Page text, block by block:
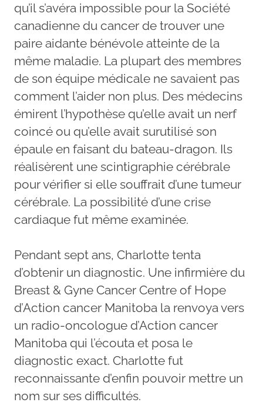
qu’il s’avéra impossible pour la Société
canadienne du cancer de trouver une
paire aidante bénévole atteinte de la
même maladie. La plupart des membres
de son équipe médicale ne savaient pas
comment l’aider non plus. Des médecins
émirent l’hypothèse qu’elle avait un nerf
coincé ou qu’elle avait surutilisé son
épaule en faisant du bateau-dragon. Ils
réalisèrent une scintigraphie cérébrale
pour vérifier si elle souffrait d’une tumeur
cérébrale. La possibilité d’une crise
cardiaque fut même examinée.
Pendant sept ans, Charlotte tenta
d’obtenir un diagnostic. Une infirmière du
Breast & Gyne Cancer Centre of Hope
d’Action cancer Manitoba la renvoya vers
un radio-oncologue d’Action cancer
Manitoba qui l’écouta et posa le
diagnostic exact. Charlotte fut
reconnaissante d’enfin pouvoir mettre un
nom sur ses difficultés.